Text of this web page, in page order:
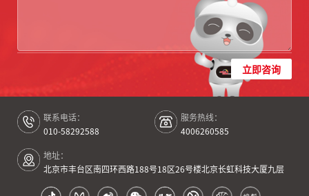
立即咨询
联系电话：
010-58292588
服务热线：
4006260585
地址：
北京市丰台区南四环西路188号18区26号楼北京长虹科技大厦九层